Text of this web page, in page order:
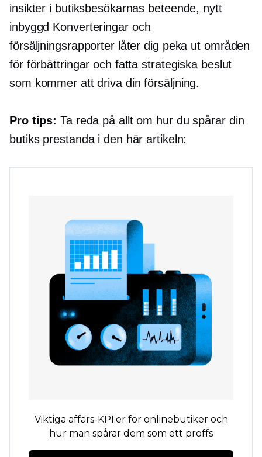
insikter i butiksbesökarnas beteende, nytt
inbyggd Konverteringar och
försäljningsrapporter låter dig peka ut områden
för förbättringar och fatta strategiska beslut
som kommer att driva din försäljning.
Pro tips: Ta reda på allt om hur du spårar din
butiks prestanda i den här artikeln:
Viktiga affärs-KPI:er för onlinebutiker och
hur man spårar dem som ett proffs